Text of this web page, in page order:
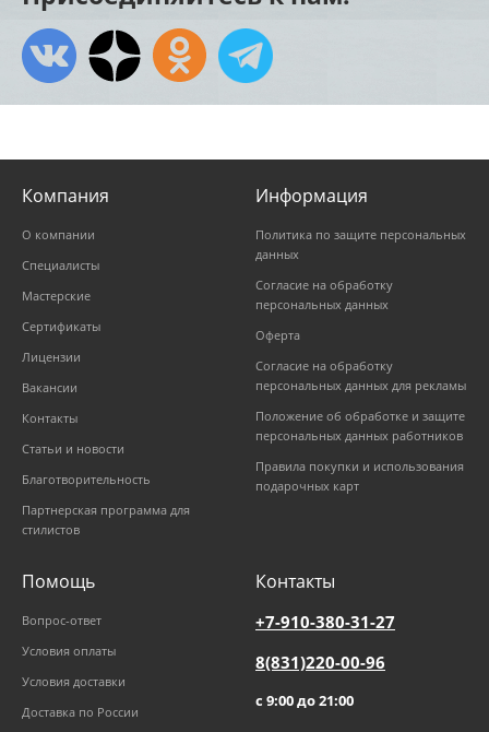
Компания
О компании
Специалисты
Мастерские
Сертификаты
Лицензии
Вакансии
Контакты
Статьи и новости
Благотворительность
Партнерская программа для
стилистов
Информация
Политика по защите персональных
данных
Согласие на обработку
персональных данных
Оферта
Согласие на обработку
персональных данных для рекламы
Положение об обработке и защите
персональных данных работников
Правила покупки и использования
подарочных карт
Помощь
Вопрос-ответ
Условия оплаты
Условия доставки
Доставка по России
Контакты
+7-910-380-31-27
8(831)220-00-96
с 9:00 до 21:00